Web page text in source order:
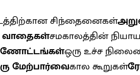
சிந்தைனைகள்
வாதைகள்சமகாலத்தின்
ஒரு உச்ச
மேற்பார்வைகால கூறுகள்